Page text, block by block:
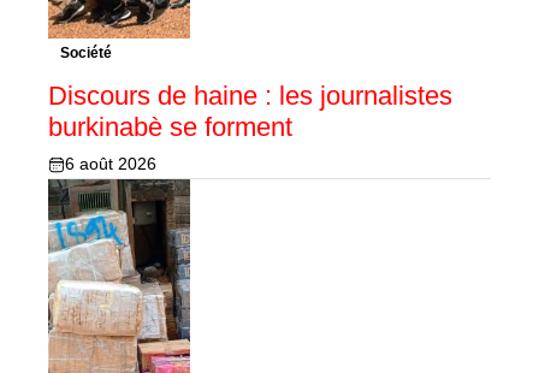
Société
Discours de haine : les journalistes
burkinabè se forment
6 août 2026